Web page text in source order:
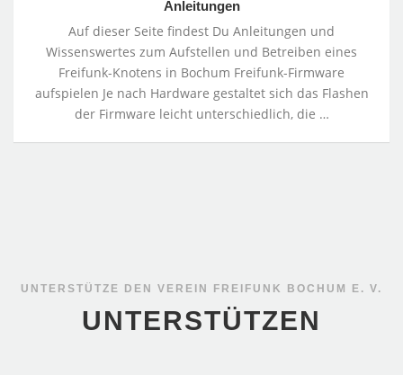
Anleitungen
Auf dieser Seite findest Du Anleitungen und
Wissenswertes zum Aufstellen und Betreiben eines
Freifunk-Knotens in Bochum Freifunk-Firmware
aufspielen Je nach Hardware gestaltet sich das Flashen
der Firmware leicht unterschiedlich, die …
UNTERSTÜTZE DEN VEREIN FREIFUNK BOCHUM E. V.
UNTERSTÜTZEN